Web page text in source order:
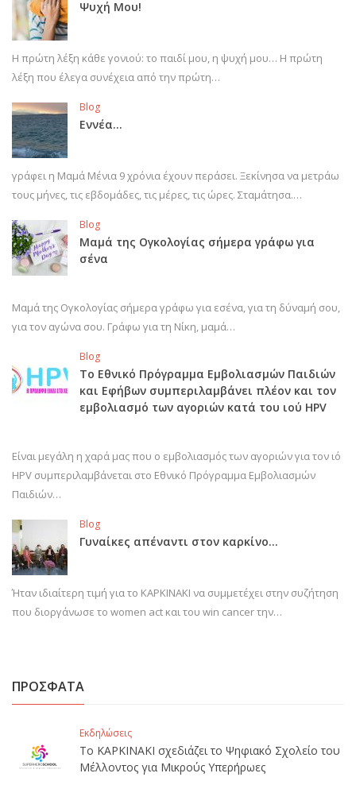
Ψυχή Μου!
Η πρώτη λέξη κάθε γονιού: το παιδί μου, η ψυχή μου… Η πρώτη
λέξη που έλεγα συνέχεια από την πρώτη…
Blog
Εννέα…
γράφει η Μαμά Μένια 9 χρόνια έχουν περάσει. Ξεκίνησα να μετράω
τους μήνες, τις εβδομάδες, τις μέρες, τις ώρες. Σταμάτησα.…
Blog
Μαμά της Ογκολογίας σήμερα γράφω για
σένα
Μαμά της Ογκολογίας σήμερα γράφω για εσένα, για τη δύναμή σου,
για τον αγώνα σου. Γράφω για τη Νίκη, μαμά…
Blog
Το Εθνικό Πρόγραμμα Εμβολιασμών Παιδιών
και Εφήβων συμπεριλαμβάνει πλέον και τον
εμβολιασμό των αγοριών κατά του ιού HPV
Είναι μεγάλη η χαρά μας που ο εμβολιασμός των αγοριών για τον ιό
HPV συμπεριλαμβάνεται στο Εθνικό Πρόγραμμα Εμβολιασμών
Παιδιών…
Blog
Γυναίκες απέναντι στον καρκίνο…
Ήταν ιδιαίτερη τιμή για το ΚΑΡΚΙΝΑΚΙ να συμμετέχει στην συζήτηση
που διοργάνωσε το women act και του win cancer την…
ΠΡΟΣΦΑΤΑ
Εκδηλώσεις
Το ΚΑΡΚΙΝΑΚΙ σχεδιάζει το Ψηφιακό Σχολείο του
Μέλλοντος για Μικρούς Υπερήρωες